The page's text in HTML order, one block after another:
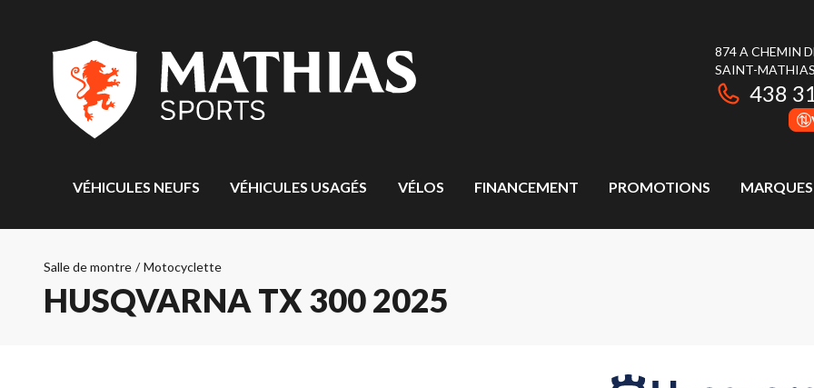
874 A CHEMIN
SAINT-
438
VÉHICULES NEUFS VÉHICULES USAGÉS VÉLOS FINANCEMENT PROMOTIONS MARQUES
Salle de montre / Motocyclette
HUSQVARNA TX 300 2025